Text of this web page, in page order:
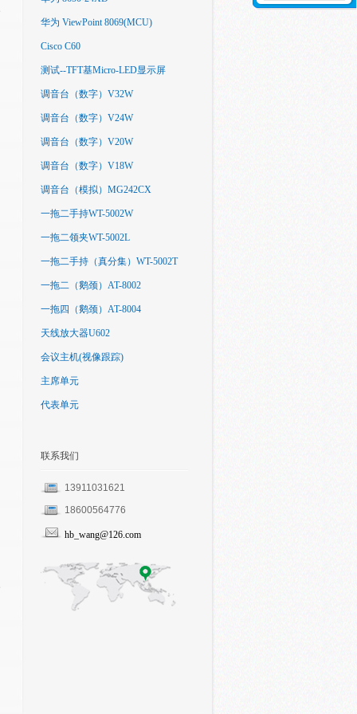
华为 ViewPoint 8069(MCU)
Cisco C60
测试--TFT基Micro-LED显示屏
调音台（数字）V32W
调音台（数字）V24W
调音台（数字）V20W
调音台（数字）V18W
调音台（模拟）MG242CX
一拖二手持WT-5002W
一拖二领夹WT-5002L
一拖二手持（真分集）WT-5002T
一拖二（鹅颈）AT-8002
一拖四（鹅颈）AT-8004
天线放大器U602
会议主机(视像跟踪)
主席单元
代表单元
联系我们
13911031621
18600564776
hb_wang@126.com